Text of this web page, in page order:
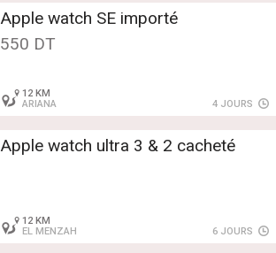
Apple watch SE importé
550 DT
12 KM
ARIANA
4 JOURS
Apple watch ultra 3 & 2 cacheté
12 KM
EL MENZAH
6 JOURS